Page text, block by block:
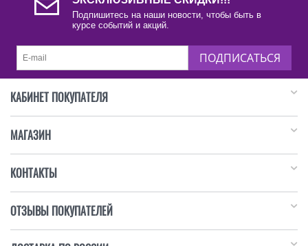
Подпишитесь на наши новости, чтобы быть в
КАБИНЕТ ПОКУПАТЕЛЯ
МАГАЗИН
КОНТАКТЫ